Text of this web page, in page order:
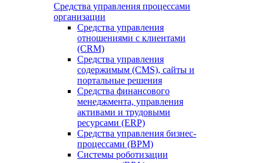
Средства управления процессами
организации
Средства управления
отношениями с клиентами
(CRM)
Средства управления
содержимым (CMS), сайты и
портальные решения
Средства финансового
менеджмента, управления
активами и трудовыми
ресурсами (ERP)
Средства управления бизнес-
процессами (BPM)
Системы роботизации